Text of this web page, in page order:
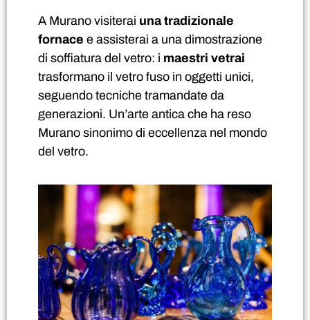
A Murano visiterai una tradizionale
fornace e assisterai a una dimostrazione
di soffiatura del vetro: i maestri vetrai
trasformano il vetro fuso in oggetti unici,
seguendo tecniche tramandate da
generazioni. Un’arte antica che ha reso
Murano sinonimo di eccellenza nel mondo
del vetro.